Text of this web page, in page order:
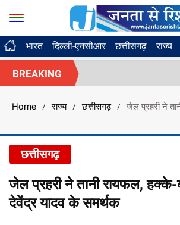
भारत दिल्ली-एनसीआर छत्तीसगढ़ राज्य
BREAKING
Home / राज्य / छत्तीसगढ़ / जेल प्रहरी ने
छत्तीसगढ़
जेल प्रहरी ने तानी रायफल,
देवेंद्र यादव के समर्थक